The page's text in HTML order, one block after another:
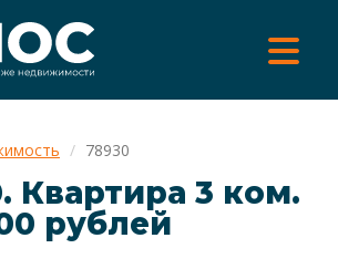
78930
Квартира 3 ком.
рублей